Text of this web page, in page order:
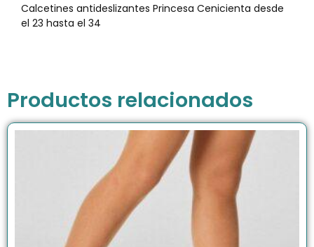
Calcetines antideslizantes Princesa Cenicienta desde
el 23 hasta el 34
Productos relacionados